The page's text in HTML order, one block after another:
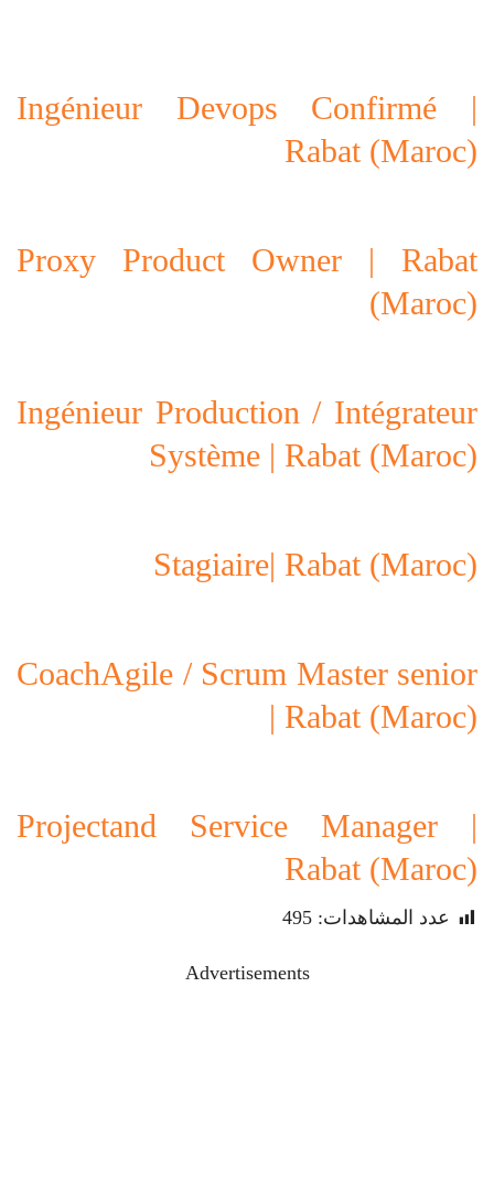
Ingénieur Devops Confirmé |
Rabat (Maroc)
Proxy Product Owner | Rabat
(Maroc)
Ingénieur Production / Intégrateur
Système | Rabat (Maroc)
Stagiaire| Rabat (Maroc)
CoachAgile / Scrum Master senior
| Rabat (Maroc)
Projectand Service Manager |
Rabat (Maroc)
عدد المشاهدات: 495
Advertisements